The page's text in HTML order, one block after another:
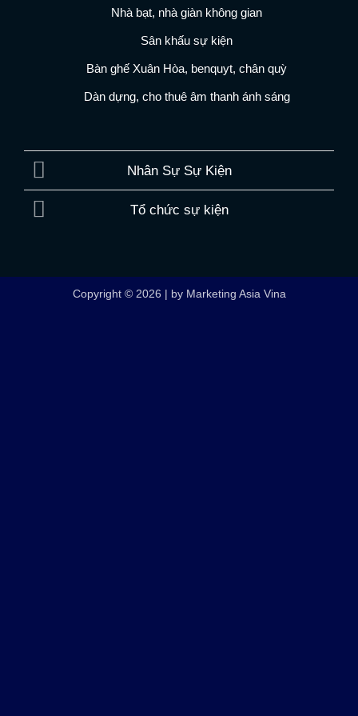
Nhà bạt, nhà giàn không gian
Sân khấu sự kiện
Bàn ghế Xuân Hòa, benquyt, chân quỳ
Dàn dựng, cho thuê âm thanh ánh sáng
Nhân Sự Sự Kiện
Tổ chức sự kiện
Copyright © 2026 | by Marketing Asia Vina